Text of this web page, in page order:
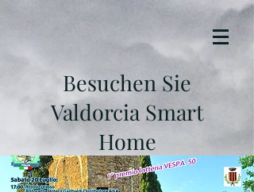
Besuchen Sie
Valdorcia Smart
Home